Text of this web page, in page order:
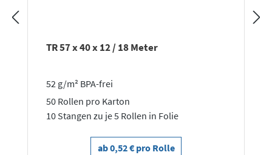
TR 57 x 40 x 12 / 18 Meter
52 g/m² BPA-frei
50 Rollen pro Karton
10 Stangen zu je 5 Rollen in Folie
ab 0,52 € pro Rolle